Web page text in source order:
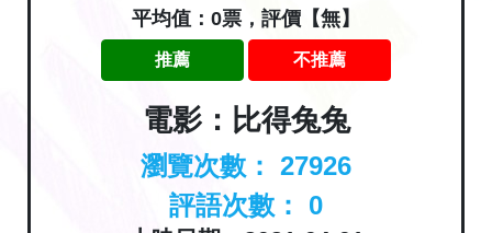
平均值：0票，評價【無】
推薦 不推薦
電影：比得兔兔
瀏覽次數： 27926
評語次數： 0